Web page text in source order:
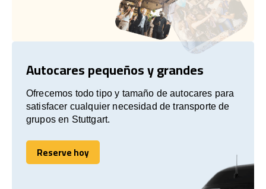
Autocares pequeños y grandes
Ofrecemos todo tipo y tamaño de autocares para
satisfacer cualquier necesidad de transporte de
grupos en Stuttgart.
Reserve hoy
Reserve hoy